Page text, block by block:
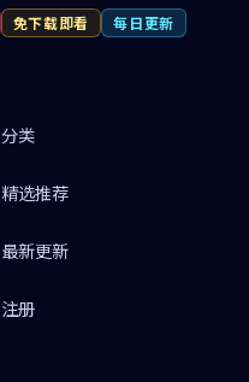
免下载即看 每日更新
分类
精选推荐
最新更新
注册